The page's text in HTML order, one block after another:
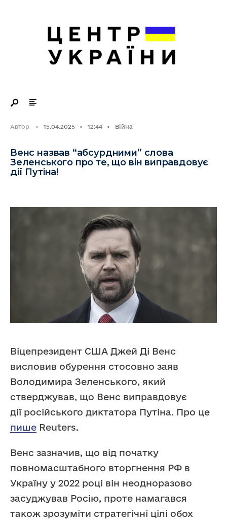
Автор • 15.04.2025 • 12:44 • Війна
Венс назвав “абсурдними” слова
Зеленського про те, що він виправдовує
дії Путіна!
Віцепрезидент США Джей Ді Венс
висловив обурення стосовно заяв
Володимира Зеленського, який
стверджував, що Венс виправдовує
дії російського диктатора Путіна. Про це
пише Reuters.
Венс зазначив, що від початку
повномасштабного вторгнення РФ в
Україну у 2022 році він неодноразово
засуджував Росію, проте намагався
також зрозуміти стратегічні цілі обох